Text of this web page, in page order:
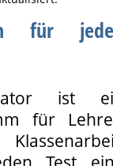
für
ist
für